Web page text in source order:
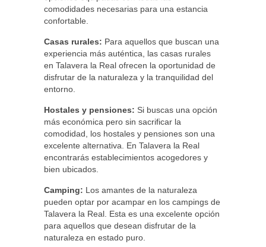
comodidades necesarias para una estancia
confortable.
Casas rurales: Para aquellos que buscan una
experiencia más auténtica, las casas rurales
en Talavera la Real ofrecen la oportunidad de
disfrutar de la naturaleza y la tranquilidad del
entorno.
Hostales y pensiones: Si buscas una opción
más económica pero sin sacrificar la
comodidad, los hostales y pensiones son una
excelente alternativa. En Talavera la Real
encontrarás establecimientos acogedores y
bien ubicados.
Camping: Los amantes de la naturaleza
pueden optar por acampar en los campings de
Talavera la Real. Esta es una excelente opción
para aquellos que desean disfrutar de la
naturaleza en estado puro.